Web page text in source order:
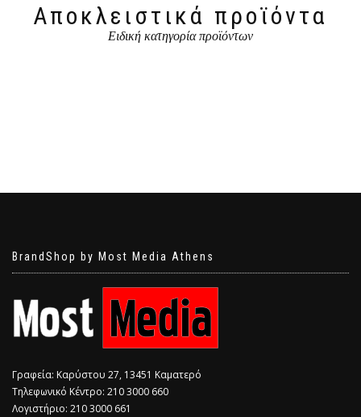
Αποκλειστικά προϊόντα
Ειδική κατηγορία προϊόντων
BrandShop by Most Media Athens
Γραφεία: Καρύστου 27, 13451 Καματερό
Τηλεφωνικό Κέντρο: 210 3000 660
Λογιστήριο: 210 3000 661